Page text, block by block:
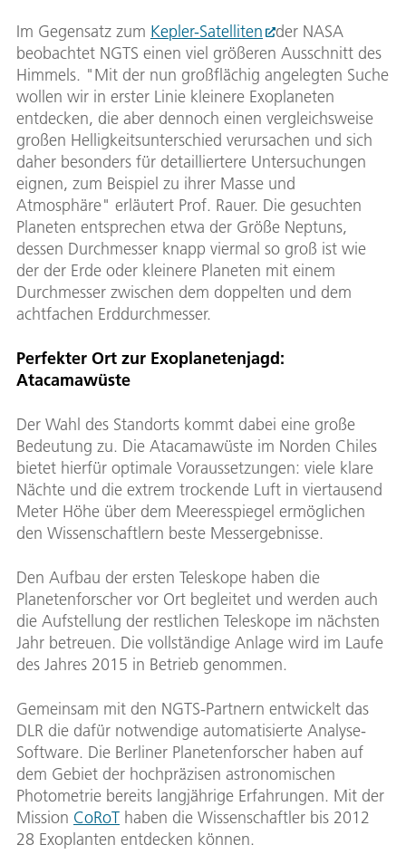
Im Gegensatz zum Kepler-Satelliten
der NASA
beobachtet NGTS einen viel größeren Ausschnitt des
Himmels. "Mit der nun großflächig angelegten Suche
wollen wir in erster Linie kleinere Exoplaneten
entdecken, die aber dennoch einen vergleichsweise
großen Helligkeitsunterschied verursachen und sich
daher besonders für detailliertere Untersuchungen
eignen, zum Beispiel zu ihrer Masse und
Atmosphäre" erläutert Prof. Rauer. Die gesuchten
Planeten entsprechen etwa der Größe Neptuns,
dessen Durchmesser knapp viermal so groß ist wie
der der Erde oder kleinere Planeten mit einem
Durchmesser zwischen dem doppelten und dem
achtfachen Erddurchmesser.
Perfekter Ort zur Exoplanetenjagd:
Atacamawüste
Der Wahl des Standorts kommt dabei eine große
Bedeutung zu. Die Atacamawüste im Norden Chiles
bietet hierfür optimale Voraussetzungen: viele klare
Nächte und die extrem trockende Luft in viertausend
Meter Höhe über dem Meeresspiegel ermöglichen
den Wissenschaftlern beste Messergebnisse.
Den Aufbau der ersten Teleskope haben die
Planetenforscher vor Ort begleitet und werden auch
die Aufstellung der restlichen Teleskope im nächsten
Jahr betreuen. Die vollständige Anlage wird im Laufe
des Jahres 2015 in Betrieb genommen.
Gemeinsam mit den NGTS-Partnern entwickelt das
DLR die dafür notwendige automatisierte Analyse-
Software. Die Berliner Planetenforscher haben auf
dem Gebiet der hochpräzisen astronomischen
Photometrie bereits langjährige Erfahrungen. Mit der
Mission CoRoT haben die Wissenschaftler bis 2012
28 Exoplanten entdecken können.